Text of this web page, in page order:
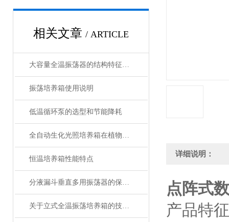
相关文章 / ARTICLE
大容量全温振荡器的结构特征，就差你不知道了
振荡培养箱使用说明
低温循环泵的选型和节能降耗
全自动生化光照培养箱在植物生物学研究中的应用
恒温培养箱性能特点
分液漏斗垂直多用振荡器的保养以及维护注意要点
关于立式全温振荡培养箱的技术特点这篇文章都总结好了
详细说明：
点阵式
产品特